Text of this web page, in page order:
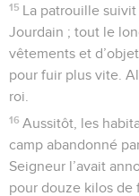
15 La patrouille suivit
Jourdain ; tout le
vêtements et
pour fuir plus vite.
roi.
16 Aussitôt, les
camp abandonné
Seigneur l’avait
pour douze kilos de